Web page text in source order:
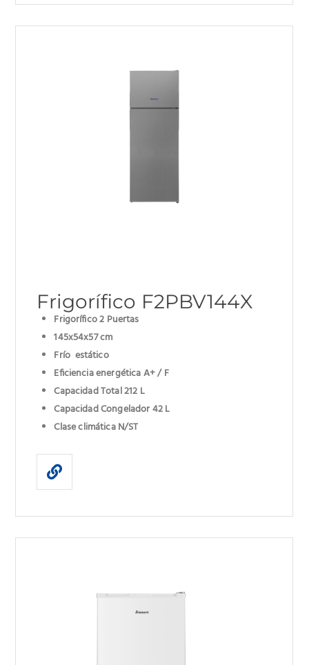
Frigorífico F2PBV144X
Frigorífico 2 Puertas
145x54x57 cm
Frío estático
Eficiencia energética A+ / F
Capacidad Total 212 L
Capacidad Congelador 42 L
Clase climática N/ST